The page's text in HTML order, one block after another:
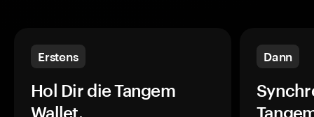
Erstens
Hol Dir die Tangem
Wallet.
Dann